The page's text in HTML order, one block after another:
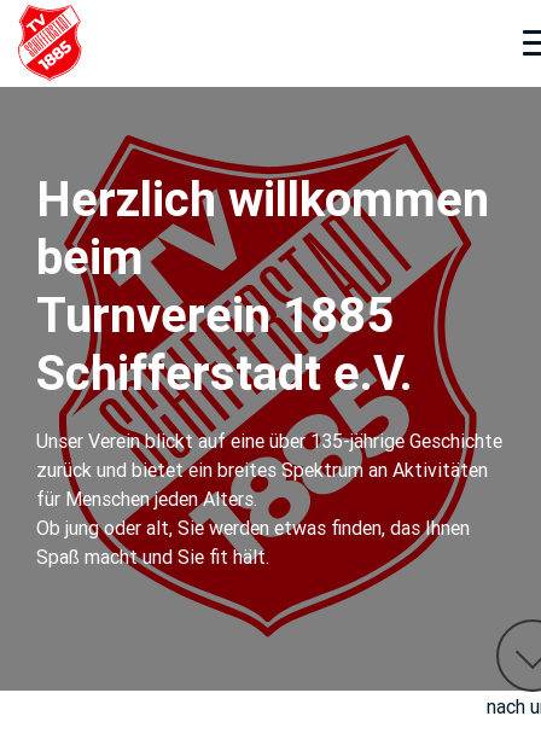
Weiter
zum
Inhalt
Herzlich willkommen
beim
Turnverein 1885
Schifferstadt e.V.
Unser Verein blickt auf eine über 135-jährige Geschichte
zurück und bietet ein breites Spektrum an Aktivitäten
für Menschen jeden Alters.
Ob jung oder alt, Sie werden etwas finden, das Ihnen
Spaß macht und Sie fit hält.
nach